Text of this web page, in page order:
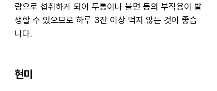
량으로 섭취하게 되어 두통이나 불면 등의 부작용이 발
생할 수 있으므로 하루 3잔 이상 먹지 않는 것이 좋습
니다.
현미